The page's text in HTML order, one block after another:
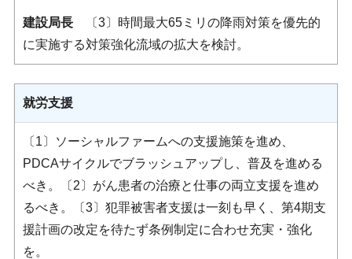
建設局長〔3〕時間最大65ミリの降雨対策を優先的
に実施する対策強化流域の拡大を検討。
就労支援
〔1〕ソーシャルファームへの支援施策を進め、
PDCAサイクルでブラッシュアップし、普及を進める
べき。〔2〕がん患者の治療と仕事の両立支援を進め
るべき。〔3〕犯罪被害者支援は一刻も早く、第4期支
援計画の改定を待たず条例制定に合わせ充実・強化
を。